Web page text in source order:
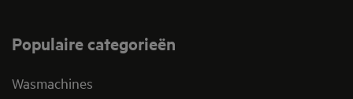
Populaire categorieën
Wasmachines